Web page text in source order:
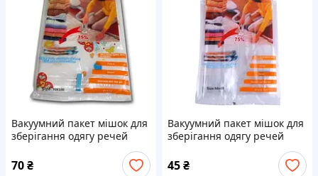
Вакуумний пакет мішок для
зберігання одягу речей
70₴
Вакуумний пакет мішок для
зберігання одягу речей
45₴